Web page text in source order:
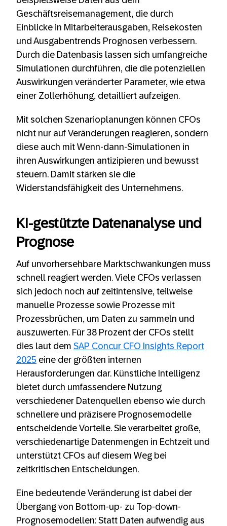
Geschäftsreisemanagement, die durch
Einblicke in Mitarbeiterausgaben, Reisekosten
und Ausgabentrends Prognosen verbessern.
Durch die Datenbasis lassen sich umfangreiche
Simulationen durchführen, die die potenziellen
Auswirkungen veränderter Parameter, wie etwa
einer Zollerhöhung, detailliert aufzeigen.
Mit solchen Szenarioplanungen können CFOs
nicht nur auf Veränderungen reagieren, sondern
diese auch mit Wenn-dann-Simulationen in
ihren Auswirkungen antizipieren und bewusst
steuern. Damit stärken sie die
Widerstandsfähigkeit des Unternehmens.
KI-gestützte Datenanalyse und
Prognose
Auf unvorhersehbare Marktschwankungen muss
schnell reagiert werden. Viele CFOs verlassen
sich jedoch noch auf zeitintensive, teilweise
manuelle Prozesse sowie Prozesse mit
Prozessbrüchen, um Daten zu sammeln und
auszuwerten. Für 38 Prozent der CFOs stellt
dies laut dem SAP Concur CFO Insights Report
2025 eine der größten internen
Herausforderungen dar. Künstliche Intelligenz
bietet durch umfassendere Nutzung
verschiedener Datenquellen ebenso wie durch
schnellere und präzisere Prognosemodelle
entscheidende Vorteile. Sie verarbeitet große,
verschiedenartige Datenmengen in Echtzeit und
unterstützt CFOs auf diesem Weg bei
zeitkritischen Entscheidungen.
Eine bedeutende Veränderung ist dabei der
Übergang von Bottom-up- zu Top-down-
Prognosemodellen: Statt Daten aufwendig aus